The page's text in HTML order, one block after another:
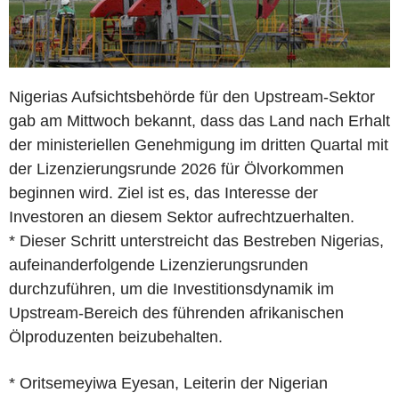
Nigerias Aufsichtsbehörde für den Upstream-Sektor
gab am Mittwoch bekannt, dass das Land nach Erhalt
der ministeriellen Genehmigung im dritten Quartal mit
der Lizenzierungsrunde 2026 für Ölvorkommen
beginnen wird. Ziel ist es, das Interesse der
Investoren an diesem Sektor aufrechtzuerhalten.
* Dieser Schritt unterstreicht das Bestreben Nigerias,
aufeinanderfolgende Lizenzierungsrunden
durchzuführen, um die Investitionsdynamik im
Upstream-Bereich des führenden afrikanischen
Ölproduzenten beizubehalten.
* Oritsemeyiwa Eyesan, Leiterin der Nigerian